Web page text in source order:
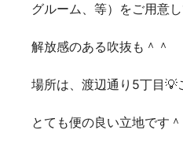
グルーム、等）をご用意
解放感のある吹抜も＾＾
場所は、渡辺通り5丁目
とても便の良い立地です＾